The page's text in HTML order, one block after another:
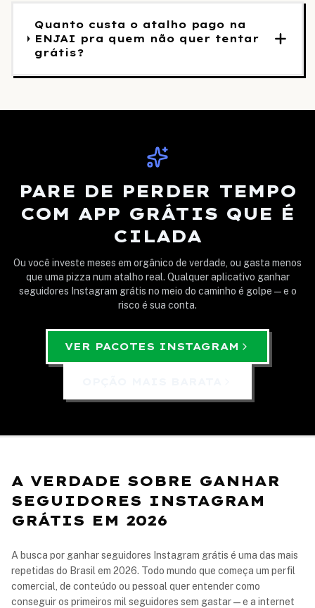
Quanto custa o atalho pago na
ENJAI pra quem não quer tentar
grátis?
PARE DE PERDER TEMPO
COM APP GRÁTIS QUE É
CILADA
Ou você investe meses em orgânico de verdade, ou gasta menos
que uma pizza num atalho real. Qualquer aplicativo ganhar
seguidores Instagram grátis no meio do caminho é golpe — e o
risco é sua conta.
VER PACOTES INSTAGRAM
A VERDADE SOBRE GANHAR
SEGUIDORES INSTAGRAM
GRÁTIS EM 2026
A busca por ganhar seguidores Instagram grátis é uma das mais
repetidas do Brasil em 2026. Todo mundo que começa um perfil
comercial, de conteúdo ou pessoal quer entender como
conseguir os primeiros mil seguidores sem gastar — e a internet